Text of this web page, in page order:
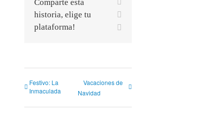
Comparte esta
historia, elige tu
plataforma!
Festivo: La
Inmaculada
Vacaciones de
Navidad